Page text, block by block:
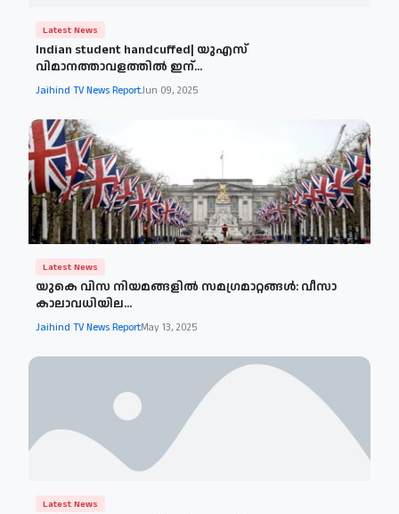
Latest News
Indian student handcuffed| യുഎസ്
വിമാനത്താവളത്തില്‍ ഇന്...
Jaihind TV News ReportJun 09, 2025
Latest News
യുകെ വിസ നിയമങ്ങളില്‍ സമഗ്രമാറ്റങ്ങള്‍: വീസാ
കാലാവധിയില...
Jaihind TV News ReportMay 13, 2025
Latest News